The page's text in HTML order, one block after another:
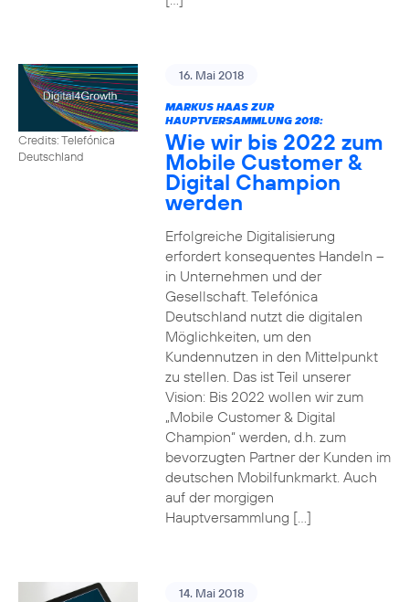
Credits: Telefónica
Deutschland
16. Mai 2018
MARKUS HAAS ZUR
HAUPTVERSAMMLUNG 2018:
Wie wir bis 2022 zum
Mobile Customer &
Digital Champion
werden
Erfolgreiche Digitalisierung
erfordert konsequentes Handeln –
in Unternehmen und der
Gesellschaft. Telefónica
Deutschland nutzt die digitalen
Möglichkeiten, um den
Kundennutzen in den Mittelpunkt
zu stellen. Das ist Teil unserer
Vision: Bis 2022 wollen wir zum
„Mobile Customer & Digital
Champion“ werden, d.h. zum
bevorzugten Partner der Kunden im
deutschen Mobilfunkmarkt. Auch
auf der morgigen
Hauptversammlung […]
14. Mai 2018